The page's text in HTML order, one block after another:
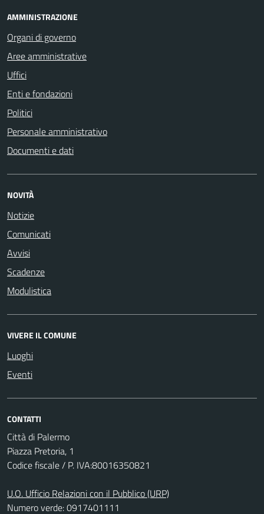
AMMINISTRAZIONE
Organi di governo
Aree amministrative
Uffici
Enti e fondazioni
Politici
Personale amministrativo
Documenti e dati
NOVITÀ
Notizie
Comunicati
Avvisi
Scadenze
Modulistica
VIVERE IL COMUNE
Luoghi
Eventi
CONTATTI
Città di Palermo
Piazza Pretoria, 1
Codice fiscale / P. IVA:80016350821
U.O. Ufficio Relazioni con il Pubblico (URP)
Numero verde: 0917401111